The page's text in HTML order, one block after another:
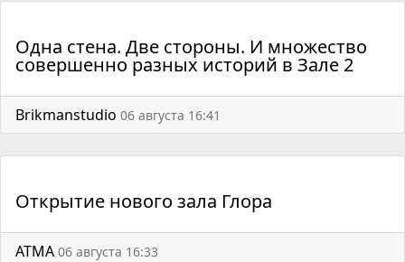
Одна стена. Две стороны. И множество
совершенно разных историй в Зале 2
Brikmanstudio 06 августа 16:41
Открытие нового зала Глора
АТМА 06 августа 16:33